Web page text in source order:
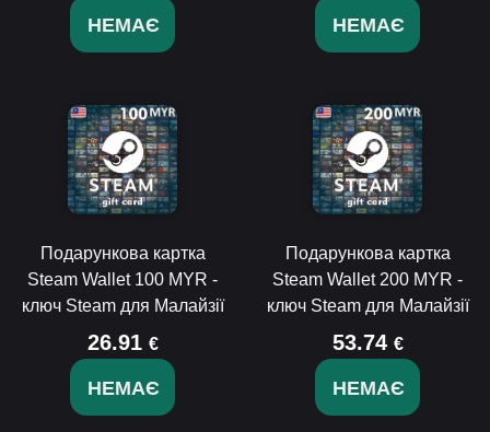
НЕМАЄ НЕМАЄ
Подарункова картка
Steam Wallet 100 MYR -
ключ Steam для Малайзії
26.91 €
НЕМАЄ
Подарункова картка
Steam Wallet 200 MYR -
ключ Steam для Малайзії
53.74 €
НЕМАЄ